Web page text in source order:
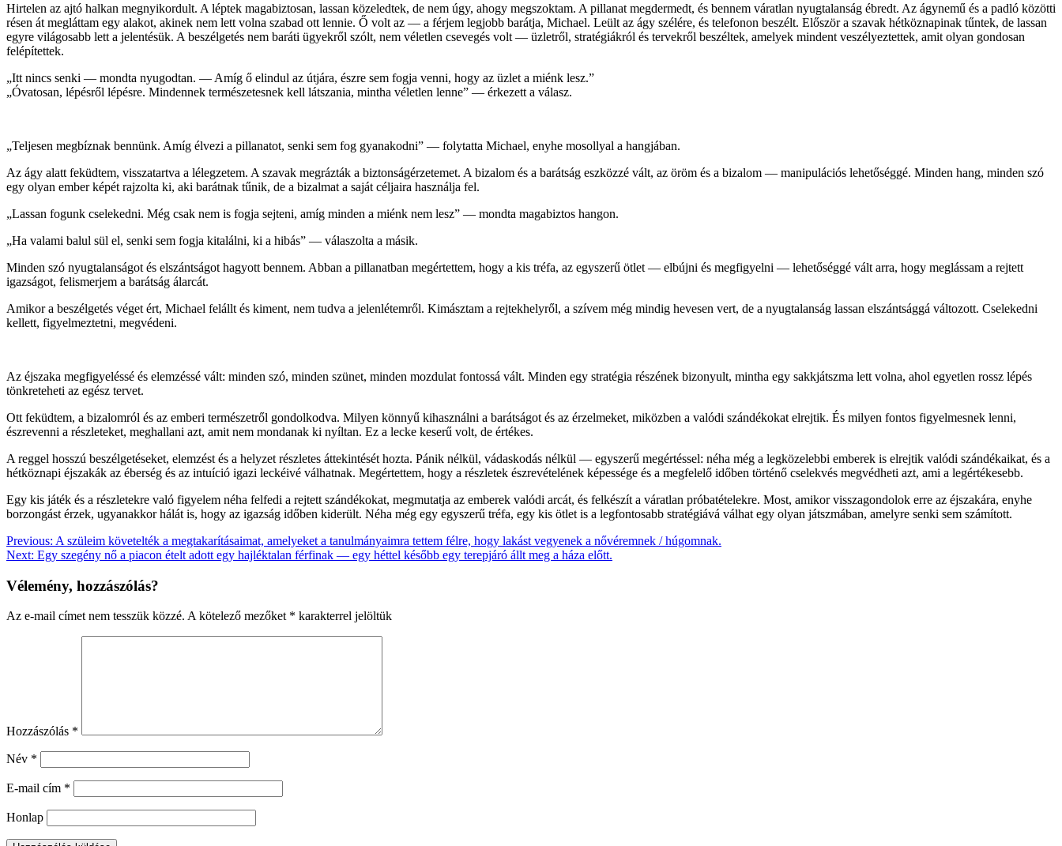
Hirtelen az ajtó halkan megnyikordult. A léptek magabiztosan, lassan közeledtek, de nem úgy, ahogy megszoktam. A pillanat megdermedt, és bennem váratlan nyugtalanság ébredt. Az ágynemű és a padló közötti
résen át megláttam egy alakot, akinek nem lett volna szabad ott lennie. Ő volt az — a férjem legjobb barátja, Michael. Leült az ágy szélére, és telefonon beszélt. Először a szavak hétköznapinak tűntek, de lassan
egyre világosabb lett a jelentésük. A beszélgetés nem baráti ügyekről szólt, nem véletlen csevegés volt — üzletről, stratégiákról és tervekről beszéltek, amelyek mindent veszélyeztettek, amit olyan gondosan
felépítettek.
„Itt nincs senki — mondta nyugodtan. — Amíg ő elindul az útjára, észre sem fogja venni, hogy az üzlet a miénk lesz.”
„Óvatosan, lépésről lépésre. Mindennek természetesnek kell látszania, mintha véletlen lenne” — érkezett a válasz.
„Teljesen megbíznak bennünk. Amíg élvezi a pillanatot, senki sem fog gyanakodni” — folytatta Michael, enyhe mosollyal a hangjában.
Az ágy alatt feküdtem, visszatartva a lélegzetem. A szavak megrázták a biztonságérzetemet. A bizalom és a barátság eszközzé vált, az öröm és a bizalom — manipulációs lehetőséggé. Minden hang, minden szó
egy olyan ember képét rajzolta ki, aki barátnak tűnik, de a bizalmat a saját céljaira használja fel.
„Lassan fogunk cselekedni. Még csak nem is fogja sejteni, amíg minden a miénk nem lesz” — mondta magabiztos hangon.
„Ha valami balul sül el, senki sem fogja kitalálni, ki a hibás” — válaszolta a másik.
Minden szó nyugtalanságot és elszántságot hagyott bennem. Abban a pillanatban megértettem, hogy a kis tréfa, az egyszerű ötlet — elbújni és megfigyelni — lehetőséggé vált arra, hogy meglássam a rejtett
igazságot, felismerjem a barátság álarcát.
Amikor a beszélgetés véget ért, Michael felállt és kiment, nem tudva a jelenlétemről. Kimásztam a rejtekhelyről, a szívem még mindig hevesen vert, de a nyugtalanság lassan elszántsággá változott. Cselekedni
kellett, figyelmeztetni, megvédeni.
Az éjszaka megfigyeléssé és elemzéssé vált: minden szó, minden szünet, minden mozdulat fontossá vált. Minden egy stratégia részének bizonyult, mintha egy sakkjátszma lett volna, ahol egyetlen rossz lépés
tönkreteheti az egész tervet.
Ott feküdtem, a bizalomról és az emberi természetről gondolkodva. Milyen könnyű kihasználni a barátságot és az érzelmeket, miközben a valódi szándékokat elrejtik. És milyen fontos figyelmesnek lenni,
észrevenni a részleteket, meghallani azt, amit nem mondanak ki nyíltan. Ez a lecke keserű volt, de értékes.
A reggel hosszú beszélgetéseket, elemzést és a helyzet részletes áttekintését hozta. Pánik nélkül, vádaskodás nélkül — egyszerű megértéssel: néha még a legközelebbi emberek is elrejtik valódi szándékaikat, és a
hétköznapi éjszakák az éberség és az intuíció igazi leckéivé válhatnak. Megértettem, hogy a részletek észrevételének képessége és a megfelelő időben történő cselekvés megvédheti azt, ami a legértékesebb.
Egy kis játék és a részletekre való figyelem néha felfedi a rejtett szándékokat, megmutatja az emberek valódi arcát, és felkészít a váratlan próbatételekre. Most, amikor visszagondolok erre az éjszakára, enyhe
borzongást érzek, ugyanakkor hálát is, hogy az igazság időben kiderült. Néha még egy egyszerű tréfa, egy kis ötlet is a legfontosabb stratégiává válhat egy olyan játszmában, amelyre senki sem számított.
Bejegyzés
navigáció
Previous: A szüleim követelték a megtakarításaimat, amelyeket a tanulmányaimra tettem félre, hogy lakást vegyenek a nővéremnek / húgomnak.
Next: Egy szegény nő a piacon ételt adott egy hajléktalan férfinak — egy héttel később egy terepjáró állt meg a háza előtt.
Vélemény, hozzászólás?
Az e-mail címet nem tesszük közzé. A kötelező mezőket * karakterrel jelöltük
Hozzászólás *
Név *
E-mail cím *
Honlap